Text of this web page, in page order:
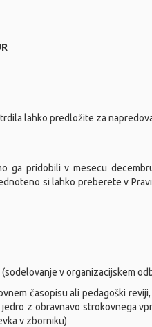
lahko predložite za
ga pridobili v mesecu
si lahko preberete v
v organizacijskem
časopisu ali pedagoški
z obravnavo strokovnega
v zborniku)